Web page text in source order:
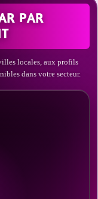
PAR
locales, aux profils
dans votre secteur.